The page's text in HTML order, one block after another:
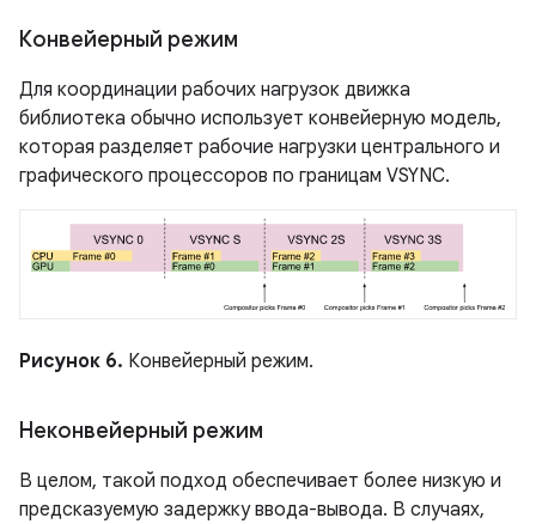
Конвейерный режим
Для координации рабочих нагрузок движка
библиотека обычно использует конвейерную модель,
которая разделяет рабочие нагрузки центрального и
графического процессоров по границам VSYNC.
Рисунок 6. Конвейерный режим.
Неконвейерный режим
В целом, такой подход обеспечивает более низкую и
предсказуемую задержку ввода-вывода. В случаях,